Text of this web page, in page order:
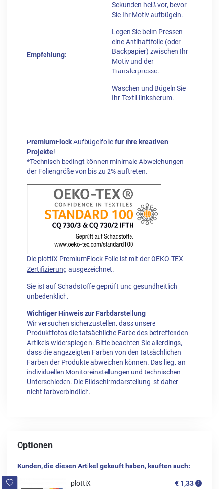
Empfehlung:
Sekunden heiß vor, bevor
Sie Ihr Motiv aufbügeln.
Legen Sie beim Pressen
eine Antihaftfolie (oder
Backpapier) zwischen Ihr
Motiv und der
Transferpresse.
Waschen und Bügeln Sie
Ihr Textil linksherum.
PremiumFlockAufbügelfoliefür Ihre kreativen
Projekte!
*Technisch bedingt können minimale Abweichungen
der Foliengröße von bis zu 2% auftreten.
Die plottiX PremiumFlock Folie ist mit derOEKO-TEX
Zertifizierung ausgezeichnet.
Sie ist auf Schadstoffe geprüft und gesundheitlich
unbedenklich.
Wichtiger Hinweis zur Farbdarstellung
Wir versuchen sicherzustellen, dass unsere
Produktfotos die tatsächliche Farbe des betreffenden
Artikels widerspiegeln. Bitte beachten Sie allerdings,
dass die angezeigten Farben von den tatsächlichen
Farben der Produkte abweichen können. Das liegt an
individuellen Monitoreinstellungen und technischen
Unterschieden. Die Bildschirmdarstellung ist daher
nicht farbverbindlich.
Optionen
Kunden, die diesen Artikel gekauft haben, kauften auch:
plottiX
€ 1,33